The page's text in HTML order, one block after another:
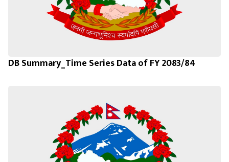
DB Summary_Time Series Data of FY 2083/84